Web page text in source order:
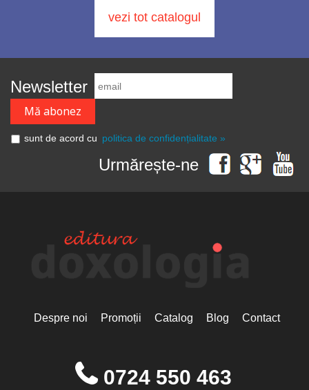
vezi tot catalogul
Newsletter
sunt de acord cu politica de confidențialitate »
Urmărește-ne
Despre noi Promoții Catalog Blog Contact
0724 550 463